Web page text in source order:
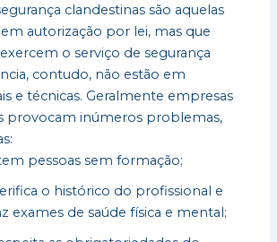
clandestinas são aquelas
autorização por lei, mas que
o serviço de segurança
contudo, não estão em
e técnicas. Geralmente empresas
provocam inúmeros problemas,
pessoas sem formação;
o histórico do profissional e
exames de saúde física e mental;